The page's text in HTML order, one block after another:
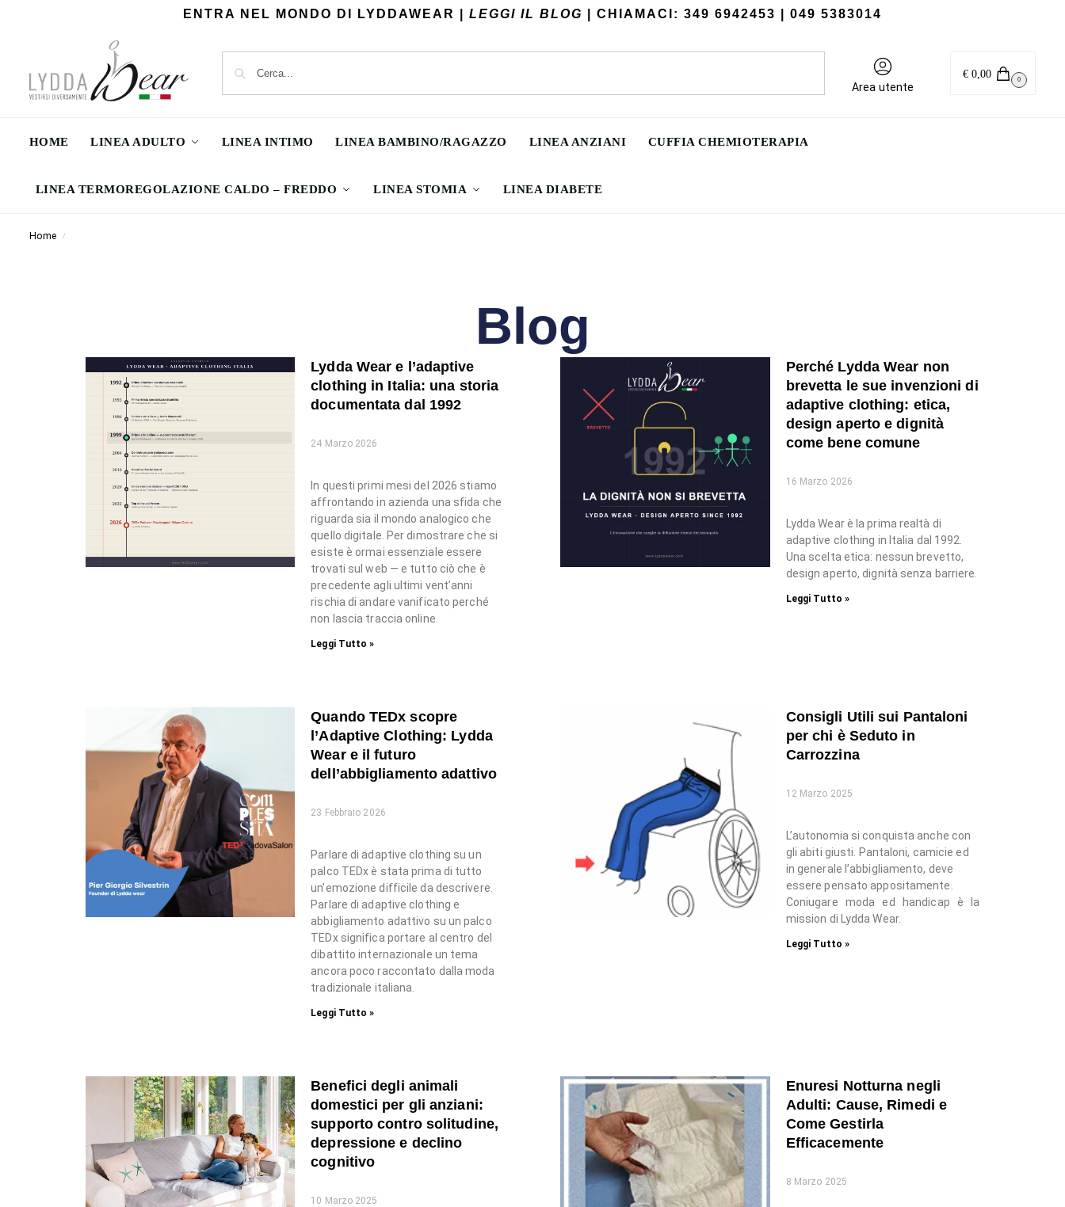
ENTRA NEL MONDO DI LYDDAWEAR | LEGGI IL BLOG | CHIAMACI: 349 6942453 | 049 5383014
Area utente
€0,00 0
HOME LINEA ADULTO LINEA INTIMO LINEA BAMBINO/RAGAZZO LINEA ANZIANI CUFFIA CHEMIOTERAPIA
LINEA TERMOREGOLAZIONE CALDO – FREDDO LINEA STOMIA LINEA DIABETE
Home /
Blog
Lydda Wear e l’adaptive
clothing in Italia: una storia
documentata dal 1992
24 Marzo 2026
In questi primi mesi del 2026 stiamo
affrontando in azienda una sfida che
riguarda sia il mondo analogico che
quello digitale. Per dimostrare che si
esiste è ormai essenziale essere
trovati sul web — e tutto ciò che è
precedente agli ultimi vent’anni
rischia di andare vanificato perché
non lascia traccia online.
Leggi Tutto »
Perché Lydda Wear non
brevetta le sue invenzioni di
adaptive clothing: etica,
design aperto e dignità
come bene comune
16 Marzo 2026
Lydda Wear è la prima realtà di
adaptive clothing in Italia dal 1992.
Una scelta etica: nessun brevetto,
design aperto, dignità senza barriere.
Leggi Tutto »
Quando TEDx scopre
l’Adaptive Clothing: Lydda
Wear e il futuro
dell’abbigliamento adattivo
23 Febbraio 2026
Parlare di adaptive clothing su un
palco TEDx è stata prima di tutto
un’emozione difficile da descrivere.
Parlare di adaptive clothing e
abbigliamento adattivo su un palco
TEDx significa portare al centro del
dibattito internazionale un tema
ancora poco raccontato dalla moda
tradizionale italiana.
Leggi Tutto »
Consigli Utili sui Pantaloni
per chi è Seduto in
Carrozzina
12 Marzo 2025
L’autonomia si conquista anche con
gli abiti giusti. Pantaloni, camicie ed
in generale l’abbigliamento, deve
essere pensato appositamente.
Coniugare moda ed handicap è la
mission di Lydda Wear.
Leggi Tutto »
Benefici degli animali
domestici per gli anziani:
supporto contro solitudine,
depressione e declino
cognitivo
10 Marzo 2025
Enuresi Notturna negli
Adulti: Cause, Rimedi e
Come Gestirla
Efficacemente
8 Marzo 2025